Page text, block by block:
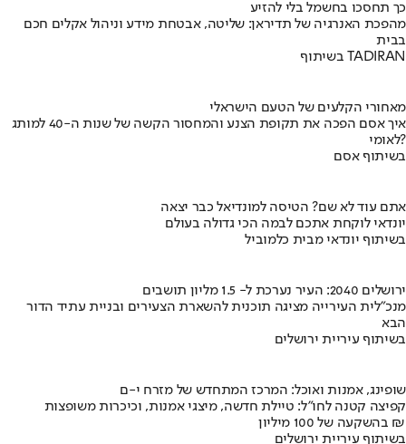
כך תחסכו בחשמל בלי להזיע
מהפכת האנרגיה של תדיראן: שליטה, אבטחת מידע וניהול אקלים חכם
בבית
בשיתוף TADIRAN
מאחורי הקלעים של הטעם הישראלי
איך אסם הפכה את תקופת הצנע והמחסור הקשה של שנות ה-40 למותג
לאומי?
בשיתוף אסם
אתם עוד לא שם? הטיסה למונדיאל כבר יצאה
יונדאי לוקחת אתכם לבמה הכי גדולה בעולם
בשיתוף יונדאי מבית כלמוביל
ירושלים 2040: העיר נערכת ל- 1.5 מליון תושבים
מנכ"לית העירייה מציגה תוכנית להשארת הצעירים ובניית עתיד הדור
הבא
בשיתוף עיריית ירושלים
שופינג, אמנות ואוכל: המרכז המתחדש של מזרח י-ם
קפיצה קטנה לחו"ל: טיילת חדשה, מיצגי אמנות, וכיכרות משופצות
בהשקעה של 100 מיליון ₪
בשיתוף עיריית ירושלים